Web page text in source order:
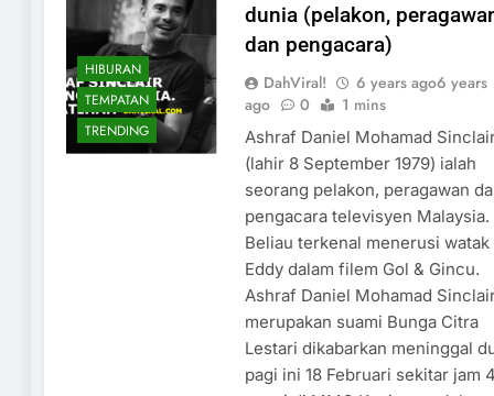
HIBURAN
TEMPATAN
TRENDING
dunia (pelakon,
dan pengacara)
DahViral! 6 years ago6 years
ago
0 1 mins
Ashraf Daniel Mohamad
(lahir 8 September 1979) ialah
seorang pelakon, peragawan
pengacara televisyen Malaysia.
Beliau terkenal menerusi watak
Eddy dalam filem Gol & Gincu.
Ashraf Daniel Mohamad
merupakan suami Bunga Citra
Lestari dikabarkan meninggal
pagi ini 18 Februari sekitar jam